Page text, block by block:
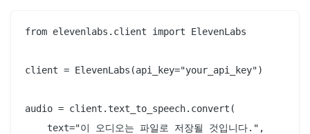
from elevenlabs.client import ElevenLabs
client = ElevenLabs(api_key="your_api_key")
audio = client.text_to_speech.convert(
    text="이 오디오는 파일로 저장될 것입니다.",